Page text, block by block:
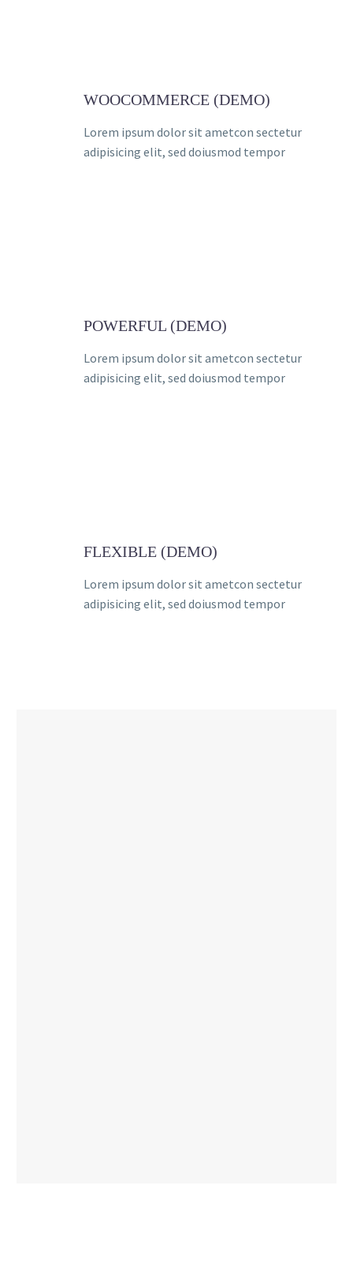
WOOCOMMERCE (DEMO)
Lorem ipsum dolor sit ametcon sectetur
adipisicing elit, sed doiusmod tempor
POWERFUL (DEMO)
Lorem ipsum dolor sit ametcon sectetur
adipisicing elit, sed doiusmod tempor
FLEXIBLE (DEMO)
Lorem ipsum dolor sit ametcon sectetur
adipisicing elit, sed doiusmod tempor